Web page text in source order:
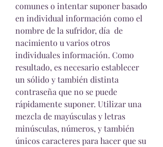
comunes o intentar suponer basado
en individual información como el
nombre de la sufridor, día  de
nacimiento u varios otros
individuales información. Como
resultado, es necesario establecer
un sólido y también distinta
contraseña que no se puede
rápidamente suponer. Utilizar una
mezcla de mayúsculas y letras
minúsculas, números, y también
únicos caracteres para hacer que su